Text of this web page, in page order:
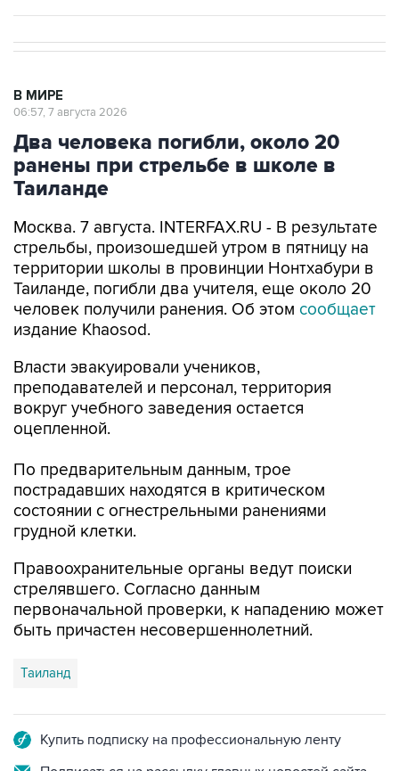
В МИРЕ
06:57, 7 августа 2026
Два человека погибли, около 20
ранены при стрельбе в школе в
Таиланде
Москва. 7 августа. INTERFAX.RU - В результате
стрельбы, произошедшей утром в пятницу на
территории школы в провинции Нонтхабури в
Таиланде, погибли два учителя, еще около 20
человек получили ранения. Об этом сообщает
издание Khaosod.
Власти эвакуировали учеников,
преподавателей и персонал, территория
вокруг учебного заведения остается
оцепленной.
По предварительным данным, трое
пострадавших находятся в критическом
состоянии с огнестрельными ранениями
грудной клетки.
Правоохранительные органы ведут поиски
стрелявшего. Согласно данным
первоначальной проверки, к нападению может
быть причастен несовершеннолетний.
Таиланд
Купить подписку на профессиональную ленту